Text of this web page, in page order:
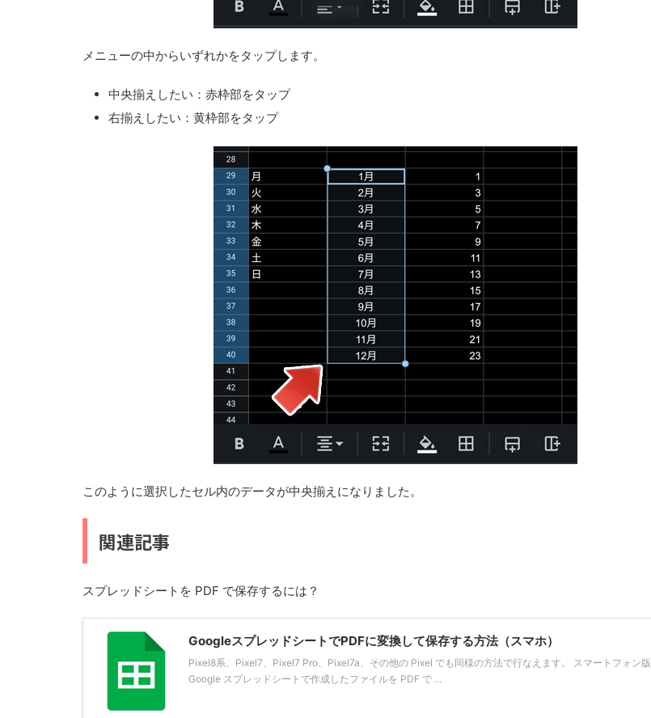
メニューの中からいずれかをタップします。
中央揃えしたい：赤枠部をタップ
右揃えしたい：黄枠部をタップ
このように選択したセル内のデータが中央揃えになりました。
関連記事
スプレッドシートを PDF で保存するには？
GoogleスプレッドシートでPDFに変換して保存する方法（スマホ）
Pixel8系、Pixel7、Pixel7 Pro、Pixel7a、その他の Pixel でも同様の方法で行なえます。 スマートフォン版
Google スプレッドシートで作成したファイルを PDF で ...